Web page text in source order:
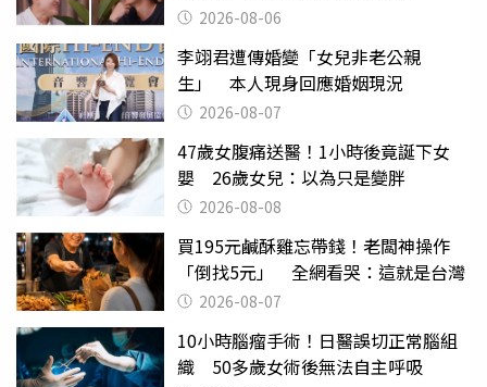
2026-08-06
李翊君遭傳婚變「女兒非老公親
生」 本人現身回應婚姻現況
2026-08-07
47歲女腹痛送醫！1小時後竟誕下女
嬰 26歲女兒：以為只是變胖
2026-08-08
買195元鹹酥雞忘帶錢！老闆神操作
「倒找5元」 全網看哭：這就是台灣
2026-08-07
10小時腦瘤手術！日醫誤切正常腦組
織 50多歲女術後無法自主呼吸